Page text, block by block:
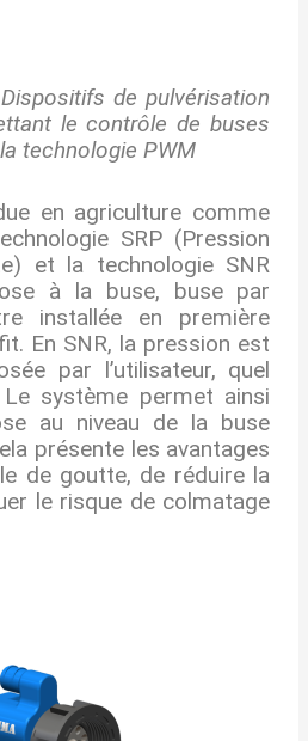
de pulvérisation
le contrôle de buses
technologie PWM
en agriculture comme
SRP (Pression
et la technologie SNR
à la buse, buse par
installée en première
En SNR, la pression est
par l’utilisateur, quel
système permet ainsi
au niveau de la buse
présente les avantages
de goutte, de réduire la
le risque de colmatage